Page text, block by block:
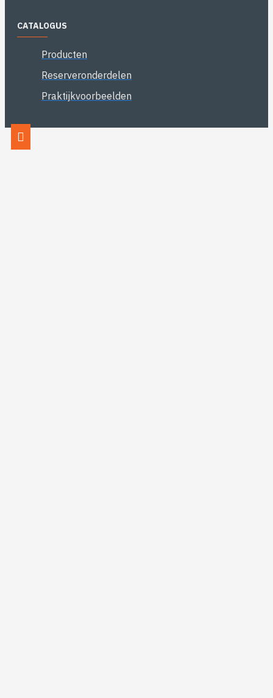
CATALOGUS
Producten
Reserveronderdelen
Praktijkvoorbeelden